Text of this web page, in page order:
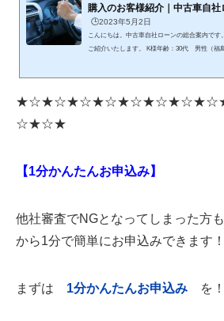
購入のお客様紹介｜中古車自社
🕒️2023年5月2日
こんにちは。中古車自社ローンの総合案内です
ご紹介いたします。 K様年齢：30代 男性（福
を7年ローンでご購入いただきました。遠方に
☆★☆★
【1分かんたんお申込み】
他社審査でNGとなってしまった方
から1分で簡単にお申込みできます！
まずは 1分かんたんお申込み を！